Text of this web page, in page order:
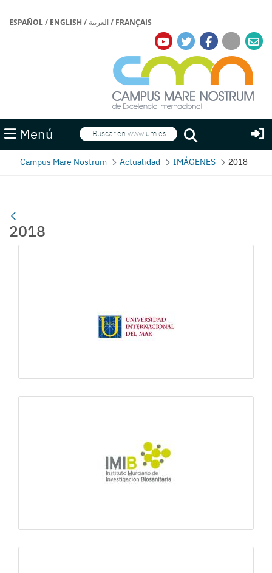
ESPAÑOL/ ENGLISH / العربية/ FRANÇAIS
Menú Buscar
Buscar
Campus Mare Nostrum Actualidad IMÁGENES 2018
2018